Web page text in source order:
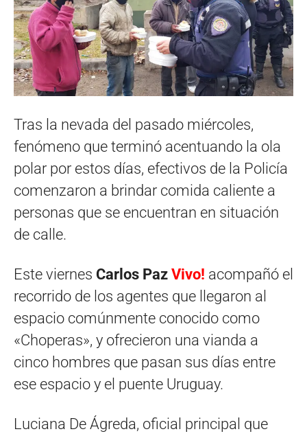
Tras la nevada del pasado miércoles,
fenómeno que terminó acentuando la ola
polar por estos días, efectivos de la Policía
comenzaron a brindar comida caliente a
personas que se encuentran en situación
de calle.
Este viernes Carlos Paz Vivo! acompañó el
recorrido de los agentes que llegaron al
espacio comúnmente conocido como
«Choperas», y ofrecieron una vianda a
cinco hombres que pasan sus días entre
ese espacio y el puente Uruguay.
Luciana De Ágreda, oficial principal que